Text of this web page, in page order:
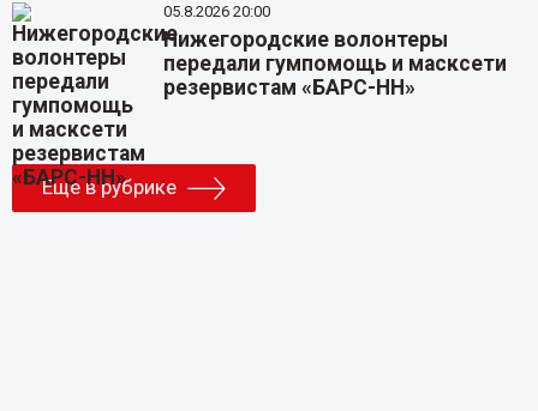
05.8.2026 20:00
Нижегородские волонтеры
передали гумпомощь и масксети
резервистам «БАРС-НН»
Еще в рубрике